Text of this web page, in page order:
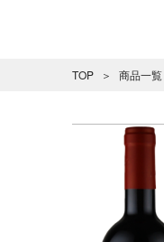
TOP 商品一覧